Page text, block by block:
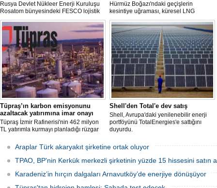
Rusya Devlet Nükleer Enerji Kuruluşu
Rosatom bünyesindeki FESCO lojistik
şirketi, Karadeniz üzerinden yapılacak
sevkiyatlara ilişkin yeni taleplerin
kabulünü geçici olarak durdurdu.
Hürmüz Boğazı'ndaki geçişlerin
kesintiye uğraması, küresel LNG
arzında aksamalara yol açarken sefer
sürelerini uzattı ve gemi kiralama ile
deniz yakıtı maliyetlerini 2022 enerji
krizinden bu yana en yüksek seviyelere
çıkardı.
Tüpraş’ın karbon emisyonunu
azaltacak yatırımına imar onayı
Tüpraş İzmir Rafinerisi'nin 462 milyon
TL yatırımla kurmayı planladığı rüzgar
nazım ve uygulama imar planı
değişiklikleri Çevre, Şehircilik ve İklim
Değişikliği Bakanlığı tarafından
Shell'den Total'e dev satış
Shell, Avrupa'daki yenilenebilir enerji
portföyünü TotalEnergies'e sattığını
duyurdu.
Araplar Türk akaryakıt şirketine ortak oluyor
TPAO, BP'nin Kerkük merkezli şirketinin yüzde 15 hissesini satın
Karadeniz’in hırçın dalgaları Arnavutköy’de enerjiye dönüşüyor